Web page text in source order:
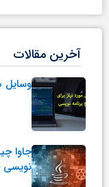
آخرین مقالات
وسایل
جاوا
نویسی